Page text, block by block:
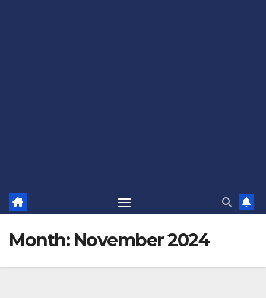
Month: November 2024